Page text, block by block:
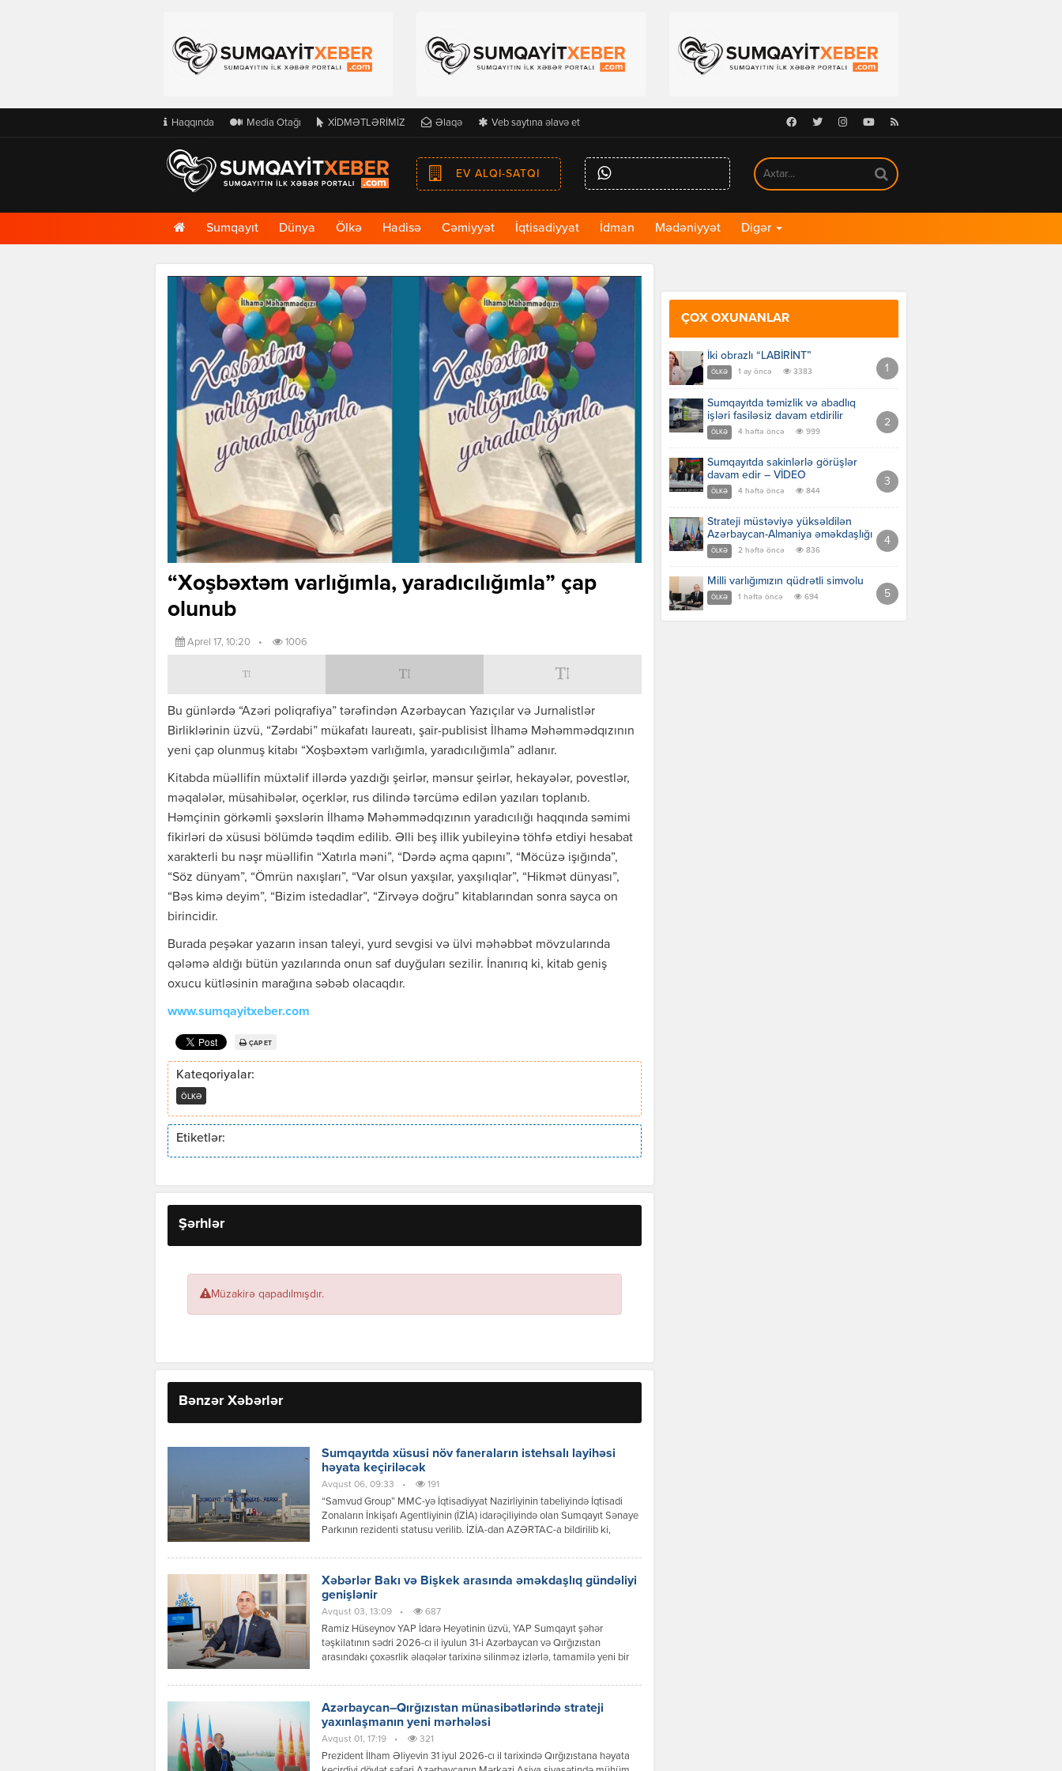
Haqqında Media Otağı XİDMƏTLƏRİMİZ Əlaqə Veb saytına əlavə et Facebook
TwitterInstagramYoutubeRSS
EV ALQI-SATQI
Ana
Səhifə
Sumqayıt Dünya Ölkə Hadisə Cəmiyyət İqtisadiyyat İdman Mədəniyyət Digər
“Xoşbəxtəm varlığımla, yaradıcılığımla” çap
olunub
Aprel 17, 10:20 • 1006
Bu günlərdə “Azəri poliqrafiya” tərəfindən Azərbaycan Yazıçılar və Jurnalistlər
Birliklərinin üzvü, “Zərdabi” mükafatı laureatı, şair-publisist İlhamə Məhəmmədqızının
yeni çap olunmuş kitabı “Xoşbəxtəm varlığımla, yaradıcılığımla” adlanır.
Kitabda müəllifin müxtəlif illərdə yazdığı şeirlər, mənsur şeirlər, hekayələr, povestlər,
məqalələr, müsahibələr, oçerklər, rus dilində tərcümə edilən yazıları toplanıb.
Həmçinin görkəmli şəxslərin İlhamə Məhəmmədqızının yaradıcılığı haqqında səmimi
fikirləri də xüsusi bölümdə təqdim edilib. Əlli beş illik yubileyinə töhfə etdiyi hesabat
xarakterli bu nəşr müəllifin “Xatırla məni”, “Dərdə açma qapını”, “Möcüzə işığında”,
“Söz dünyam”, “Ömrün naxışları”, “Var olsun yaxşılar, yaxşılıqlar”, “Hikmət dünyası”,
“Bəs kimə deyim”, “Bizim istedadlar”, “Zirvəyə doğru” kitablarından sonra sayca on
birincidir.
Burada peşəkar yazarın insan taleyi, yurd sevgisi və ülvi məhəbbət mövzularında
qələmə aldığı bütün yazılarında onun saf duyğuları sezilir. İnanırıq ki, kitab geniş
oxucu kütləsinin marağına səbəb olacaqdır.
www.sumqayitxeber.com
ÇAP ET
Kateqoriyalar:
ÖLKƏ
Etiketlər:
Şərhlər
Müzakirə qapadılmışdır.
Bənzər Xəbərlər
Sumqayıtda xüsusi növ faneraların istehsalı layihəsi
həyata keçiriləcək
Avqust 06, 09:33 • 191
“Samvud Group” MMC-yə İqtisadiyyat Nazirliyinin tabeliyində İqtisadi
Zonaların İnkişafı Agentliyinin (İZİA) idarəçiliyində olan Sumqayıt Sənaye
Parkının rezidenti statusu verilib. İZİA-dan AZƏRTAC-a bildirilib ki,
layihəsi çərçivəsində 100-dən çox iş yerinin yaradılması nəzərdə tutulur.
Xəbərlər Bakı və Bişkek arasında əməkdaşlıq gündəliyi
genişlənir
Avqust 03, 13:09 • 687
Ramiz Hüseynov YAP İdarə Heyətinin üzvü, YAP Sumqayıt şəhər
təşkilatının sədri 2026-cı il iyulun 31-i Azərbaycan və Qırğızıstan
arasındakı çoxəsrlik əlaqələr tarixinə silinməz izlərlə, tamamilə yeni bir
Azərbaycan Respublikasının Prezidenti İlham Əliyevin Qırğız
qaydalarının icrası deyildi; bu, ortaq köklərə, […]
Azərbaycan–Qırğızıstan münasibətlərində strateji
yaxınlaşmanın yeni mərhələsi
Avqust 01, 17:19 • 321
Prezident İlham Əliyevin 31 iyul 2026-cı il tarixində Qırğızıstana həyata
ÇOX OXUNANLAR
İki obrazlı “LABİRİNT”
ÖLKƏ 1 ay öncə 3383
Sumqayıtda təmizlik və abadlıq
işləri fasiləsiz davam etdirilir
ÖLKƏ 4 həftə öncə 999
Sumqayıtda sakinlərlə görüşlər
davam edir – VİDEO
ÖLKƏ 4 həftə öncə 844
Strateji müstəviyə yüksəldilən
Azərbaycan-Almaniya əməkdaşlığı
ÖLKƏ 2 həftə öncə 836
Milli varlığımızın qüdrətli simvolu
ÖLKƏ 1 həftə öncə 694